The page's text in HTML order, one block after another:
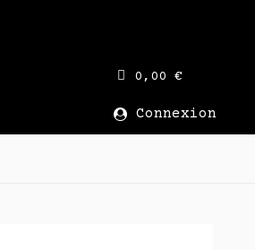
0,00 €
Connexion